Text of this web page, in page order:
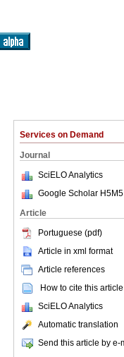
Services on Demand
Journal
SciELO Analytics
Google Scholar
Article
Portuguese (pdf)
Article in xml format
Article references
How to cite this article
SciELO Analytics
Automatic translation
Send this article by e-